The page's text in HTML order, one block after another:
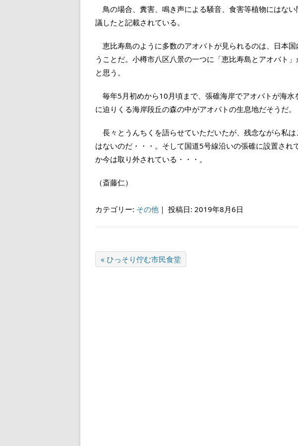
鳥の場合、糞害、鳴き声による騒音、食害等植物にはな
議したと記載されている。
恵比寿島のように多数のアオバトが見られるのは、日本
うことだ。小樽市八区八景の一つに「恵比寿島とアオバト
と思う。
毎年5月初めから10月頃まで、張碓海岸でアオバトが海
に迫りくる海岸段丘の森の中がアオバトの生息地だそうだ。
長々とうんちくを語らせていただいたが、残念ながら私
はないのだ・・・。そして国道5号線沿いの張碓に設置さ
か今は取り外されている・・・。
（斎藤仁）
カテゴリー: その他 ｜ 投稿日: 2019年8月6日
« ひっそり佇む市民食堂